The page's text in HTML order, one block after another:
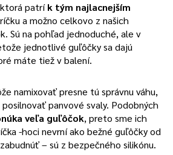
patrík tým najlacnejším
a možno celkovo z našich
Sú na pohľad jednoduché, ale v
jednotlivé guľôčky sa dajú
máte tiež v balení.
namixovať presne tú správnu váhu,
panvové svaly. Podobných
veľa guľôčok, preto sme ich
-hoci nevrní ako bežné guľôčky od
– sú z bezpečného silikónu.